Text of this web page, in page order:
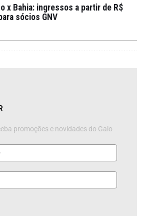
x Bahia: ingressos a partir de R$
sócios GNV
promoções e novidades do Galo